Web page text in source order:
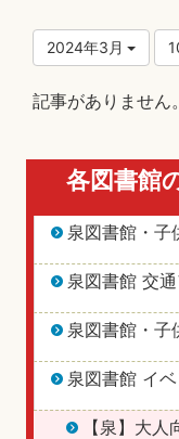
2024年3月
記事がありません。
各図書館
泉図書館・子
泉図書館 交
泉図書館・子
泉図書館 イ
【泉】大人